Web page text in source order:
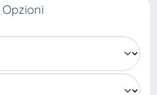
Opzioni